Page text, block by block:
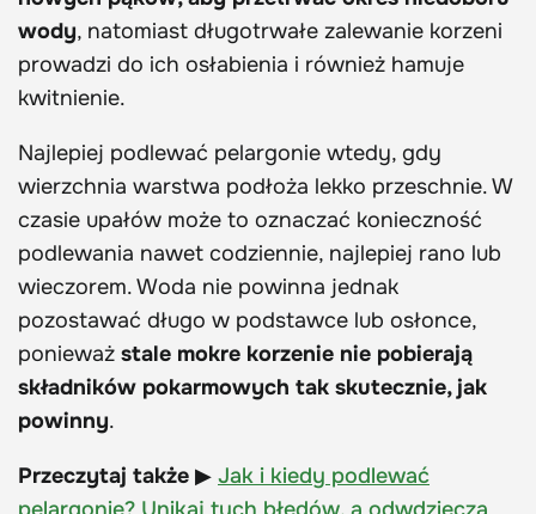
wody, natomiast długotrwałe zalewanie korzeni
prowadzi do ich osłabienia i również hamuje
kwitnienie.
Najlepiej podlewać pelargonie wtedy, gdy
wierzchnia warstwa podłoża lekko przeschnie. W
czasie upałów może to oznaczać konieczność
podlewania nawet codziennie, najlepiej rano lub
wieczorem. Woda nie powinna jednak
pozostawać długo w podstawce lub osłonce,
ponieważ stale mokre korzenie nie pobierają
składników pokarmowych tak skutecznie, jak
powinny.
Przeczytaj także ▶ Jak i kiedy podlewać